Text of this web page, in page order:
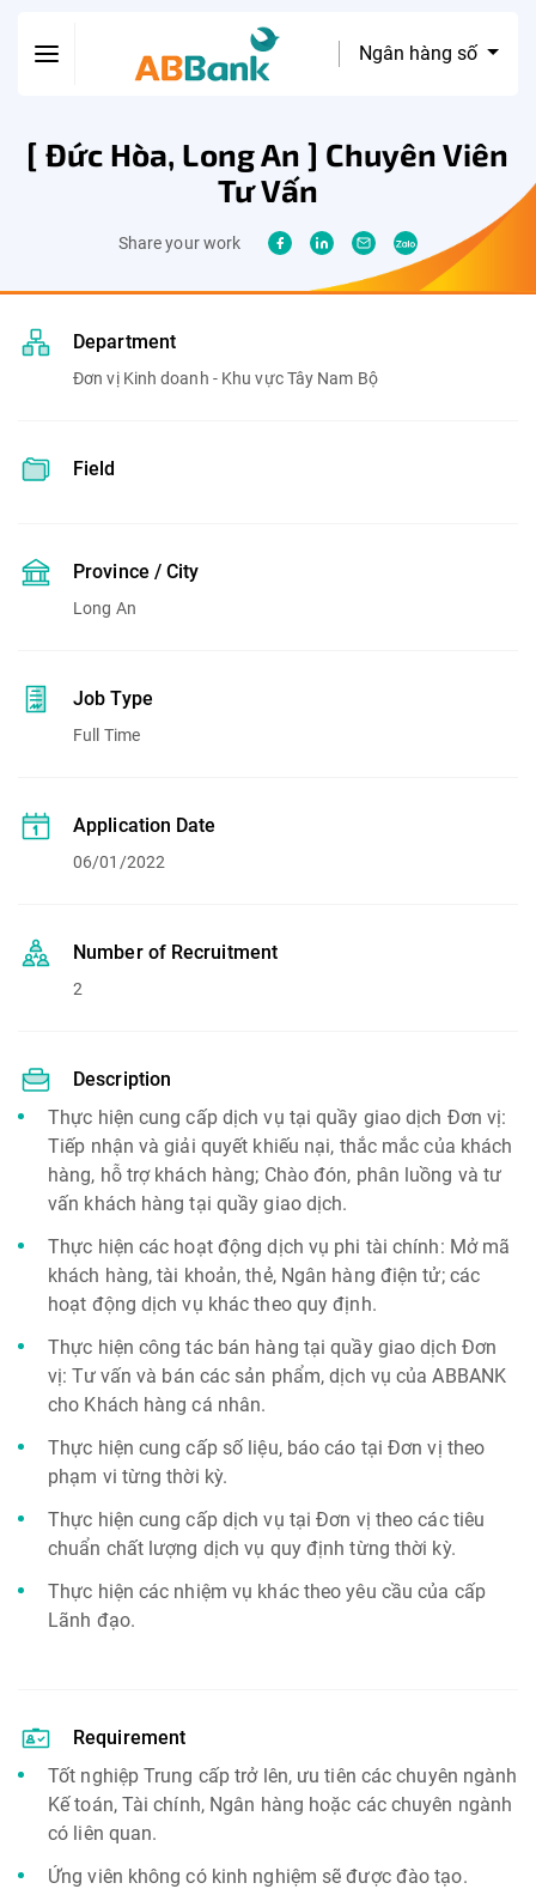
Ngân hàng số
[ Đức Hòa, Long An ] Chuyên Viên
Tư Vấn
Share your work
Department
Đơn vị Kinh doanh - Khu vực Tây Nam Bộ
Field
Province / City
Long An
Job Type
Full Time
Application Date
06/01/2022
Number of Recruitment
2
Description
Thực hiện cung cấp dịch vụ tại quầy giao dịch Đơn vị:
Tiếp nhận và giải quyết khiếu nại, thắc mắc của khách
hàng, hỗ trợ khách hàng; Chào đón, phân luồng và tư
vấn khách hàng tại quầy giao dịch.
Thực hiện các hoạt động dịch vụ phi tài chính: Mở mã
khách hàng, tài khoản, thẻ, Ngân hàng điện tử; các
hoạt động dịch vụ khác theo quy định.
Thực hiện công tác bán hàng tại quầy giao dịch Đơn
vị: Tư vấn và bán các sản phẩm, dịch vụ của ABBANK
cho Khách hàng cá nhân.
Thực hiện cung cấp số liệu, báo cáo tại Đơn vị theo
phạm vi từng thời kỳ.
Thực hiện cung cấp dịch vụ tại Đơn vị theo các tiêu
chuẩn chất lượng dịch vụ quy định từng thời kỳ.
Thực hiện các nhiệm vụ khác theo yêu cầu của cấp
Lãnh đạo.
Requirement
Tốt nghiệp Trung cấp trở lên, ưu tiên các chuyên ngành
Kế toán, Tài chính, Ngân hàng hoặc các chuyên ngành
có liên quan.
Ứng viên không có kinh nghiệm sẽ được đào tạo.